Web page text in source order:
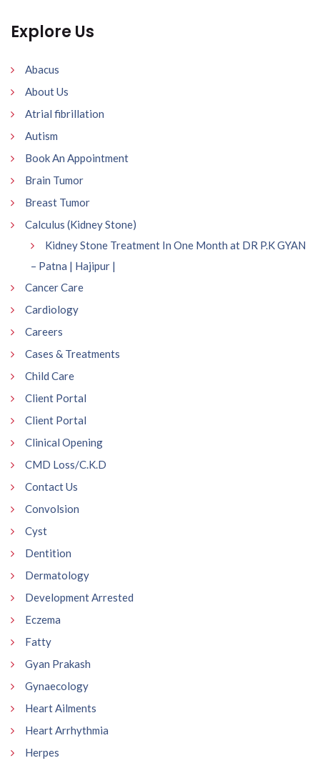
Explore Us
Abacus
About Us
Atrial fibrillation
Autism
Book An Appointment
Brain Tumor
Breast Tumor
Calculus (Kidney Stone)
Kidney Stone Treatment In One Month at DR P.K GYAN
– Patna | Hajipur |
Cancer Care
Cardiology
Careers
Cases & Treatments
Child Care
Client Portal
Client Portal
Clinical Opening
CMD Loss/C.K.D
Contact Us
Convolsion
Cyst
Dentition
Dermatology
Development Arrested
Eczema
Fatty
Gyan Prakash
Gynaecology
Heart Ailments
Heart Arrhythmia
Herpes